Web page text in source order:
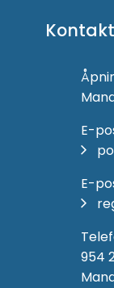
E-
E-
954